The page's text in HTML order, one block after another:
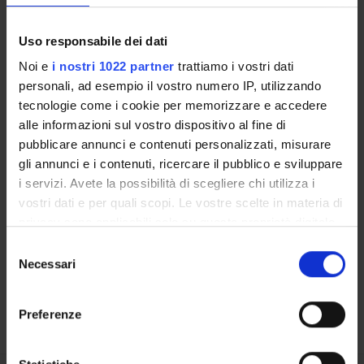
Uso responsabile dei dati
Noi e i nostri 1022 partner trattiamo i vostri dati
personali, ad esempio il vostro numero IP, utilizzando
tecnologie come i cookie per memorizzare e accedere
alle informazioni sul vostro dispositivo al fine di
pubblicare annunci e contenuti personalizzati, misurare
gli annunci e i contenuti, ricercare il pubblico e sviluppare
i servizi. Avete la possibilità di scegliere chi utilizza i
vostri dati e per quali scopi. Le vostre scelte in materia di
modificare o revocare il proprio consenso in qualsiasi
momento dalla Dichiarazione sui cookie o facendo clic
delNecessari
Preferenze
RESEARCH LABORATORIES
RESEARCH CENTRES
LIBRARIES
SPIN OFF AND COMPANIES
Contacts
People
Calendar